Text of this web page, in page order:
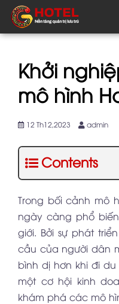
Khởi
mô hình
12 Th12,2023 admin
Contents
Trong bối cảnh mô
ngày càng phổ
giới. Bởi sự phát
cầu của người dân
bình dị hơn khi đi
một cơ hội kinh
khám phá các mô